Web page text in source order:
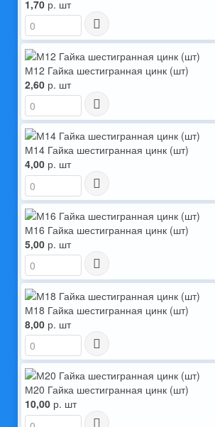
1,70 р. шт
М12 Гайка шестигранная цинк (шт)
2,60 р. шт
М14 Гайка шестигранная цинк (шт)
4,00 р. шт
М16 Гайка шестигранная цинк (шт)
5,00 р. шт
М18 Гайка шестигранная цинк (шт)
8,00 р. шт
М20 Гайка шестигранная цинк (шт)
10,00 р. шт